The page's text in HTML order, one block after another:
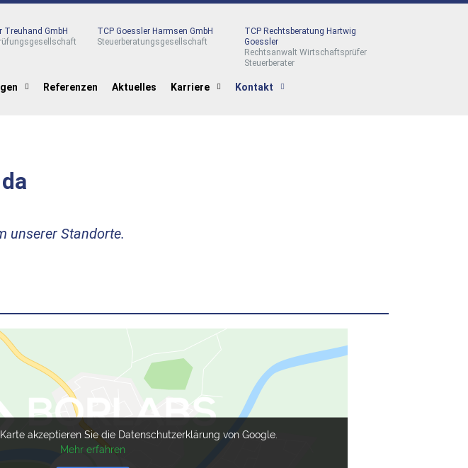
Treuhand GmbH
TCP Goessler Harmsen GmbH
Steuerberatungsgesellschaft
TCP Rechtsberatung Hartwig
Goessler
Rechtsanwalt Wirtschaftsprüfer
Steuerberater
Referenzen Aktuelles Karriere Kontakt
unserer Standorte.
akzeptieren Sie die Datenschutzerklärung von Google.
Mehr erfahren